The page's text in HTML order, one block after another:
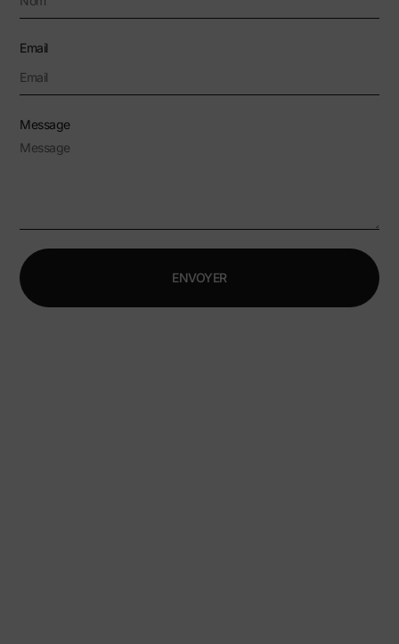
Email
Message
ENVOYER